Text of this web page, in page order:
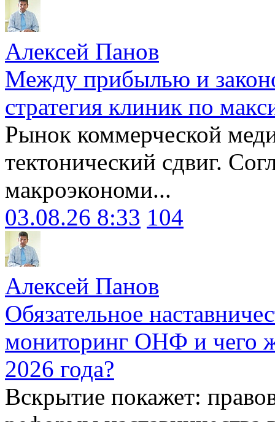
Алексей Панов
Между прибылью и
стратегия клиник по
Рынок коммерческой
тектонический сдвиг.
макроэкономи...
03.08.26 8:33 104
Алексей Панов
Обязательное
мониторинг ОНФ и чего
2026 года?
Вскрытие покажет: